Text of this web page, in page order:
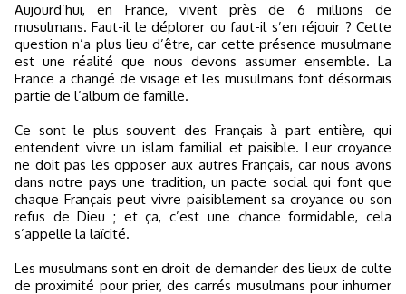
Aujourd’hui, en France, vivent près de 6 millions de
musulmans. Faut-il le déplorer ou faut-il s’en réjouir ? Cette
question n’a plus lieu d’être, car cette présence musulmane
est une réalité que nous devons assumer ensemble. La
France a changé de visage et les musulmans font désormais
partie de l’album de famille.
Ce sont le plus souvent des Français à part entière, qui
entendent vivre un islam familial et paisible. Leur croyance
ne doit pas les opposer aux autres Français, car nous avons
dans notre pays une tradition, un pacte social qui font que
chaque Français peut vivre paisiblement sa croyance ou son
refus de Dieu ; et ça, c’est une chance formidable, cela
s’appelle la laïcité.
Les musulmans sont en droit de demander des lieux de culte
de proximité pour prier, des carrés musulmans pour inhumer